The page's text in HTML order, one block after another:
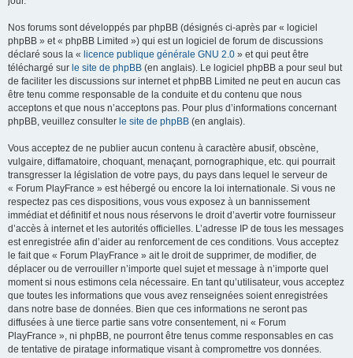
Nos forums sont développés par phpBB (désignés ci-après par « logiciel
phpBB » et « phpBB Limited ») qui est un logiciel de forum de discussions
déclaré sous la « licence publique générale GNU 2.0 » et qui peut être
téléchargé sur le site de phpBB (en anglais). Le logiciel phpBB a pour seul but
de faciliter les discussions sur internet et phpBB Limited ne peut en aucun cas
être tenu comme responsable de la conduite et du contenu que nous
acceptons et que nous n’acceptons pas. Pour plus d’informations concernant
phpBB, veuillez consulter le site de phpBB (en anglais).
Vous acceptez de ne publier aucun contenu à caractère abusif, obscène,
vulgaire, diffamatoire, choquant, menaçant, pornographique, etc. qui pourrait
transgresser la législation de votre pays, du pays dans lequel le serveur de
« Forum PlayFrance » est hébergé ou encore la loi internationale. Si vous ne
respectez pas ces dispositions, vous vous exposez à un bannissement
immédiat et définitif et nous nous réservons le droit d’avertir votre fournisseur
d’accès à internet et les autorités officielles. L’adresse IP de tous les messages
est enregistrée afin d’aider au renforcement de ces conditions. Vous acceptez
le fait que « Forum PlayFrance » ait le droit de supprimer, de modifier, de
déplacer ou de verrouiller n’importe quel sujet et message à n’importe quel
moment si nous estimons cela nécessaire. En tant qu’utilisateur, vous acceptez
que toutes les informations que vous avez renseignées soient enregistrées
dans notre base de données. Bien que ces informations ne seront pas
diffusées à une tierce partie sans votre consentement, ni « Forum
PlayFrance », ni phpBB, ne pourront être tenus comme responsables en cas
de tentative de piratage informatique visant à compromettre vos données.